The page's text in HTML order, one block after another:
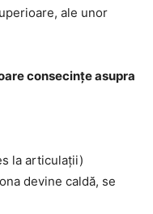
ale unor
consecințe asupra
la articulații)
devine caldă, se